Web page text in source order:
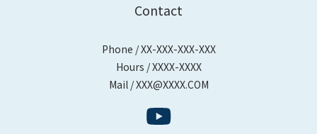
Contact
Phone / XX-XXX-XXX-XXX
Hours / XXXX-XXXX
Mail / XXX@XXXX.COM